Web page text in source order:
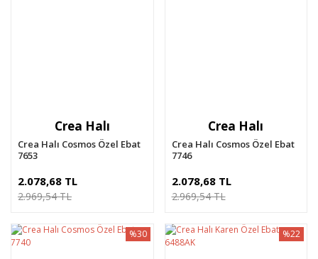
Crea Halı
Crea Halı Cosmos Özel Ebat
7653
2.078,68 TL
2.969,54 TL
Crea Halı
Crea Halı Cosmos Özel Ebat
7746
2.078,68 TL
2.969,54 TL
%30 %22